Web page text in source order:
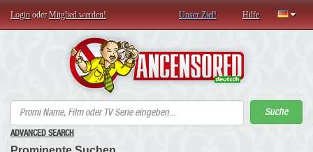
Login oderMitglied werden! Unser Ziel! Hilfe
Suche
ADVANCED SEARCH